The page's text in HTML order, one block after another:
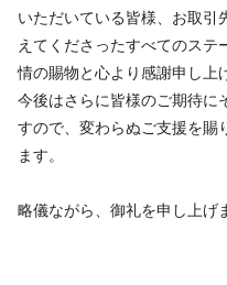
いただいている皆様、お取引
えてくださったすべてのステ
情の賜物と心より感謝申し上
今後はさらに皆様のご期待に
すので、変わらぬご支援を賜
ます。
略儀ながら、御礼を申し上げ